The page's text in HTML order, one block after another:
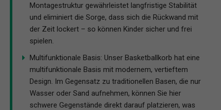
Montagestruktur gewährleistet langfristige Stabilität
und eliminiert die Sorge, dass sich die Rückwand mit
der Zeit lockert – so können Kinder sicher und frei
spielen.
Multifunktionale Basis: Unser Basketballkorb hat eine
multifunktionale Basis mit modernem, vertieftem
Design. Im Gegensatz zu traditionellen Basen, die nur
Wasser oder Sand aufnehmen, können Sie hier
schwere Gegenstände direkt darauf platzieren, was